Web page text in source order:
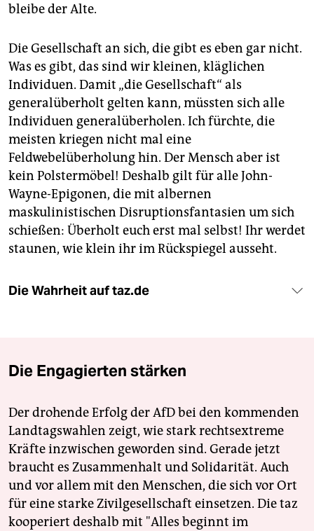
bleibe der Alte.
Die Gesellschaft an sich, die gibt es eben gar nicht.
Was es gibt, das sind wir kleinen, kläglichen
Individuen. Damit „die Gesellschaft“ als
generalüberholt gelten kann, müssten sich alle
Individuen generalüberholen. Ich fürchte, die
meisten kriegen nicht mal eine
Feldwebelüberholung hin. Der Mensch aber ist
kein Polstermöbel! Deshalb gilt für alle John-
Wayne-Epigonen, die mit albernen
maskulinistischen Disruptionsfantasien um sich
schießen: Überholt euch erst mal selbst! Ihr werdet
staunen, wie klein ihr im Rückspiegel ausseht.
Die Wahrheit auf taz.de
Die Engagierten stärken
Der drohende Erfolg der AfD bei den kommenden
Landtagswahlen zeigt, wie stark rechtsextreme
Kräfte inzwischen geworden sind. Gerade jetzt
braucht es Zusammenhalt und Solidarität. Auch
und vor allem mit den Menschen, die sich vor Ort
für eine starke Zivilgesellschaft einsetzen. Die taz
kooperiert deshalb mit "Alles beginnt im